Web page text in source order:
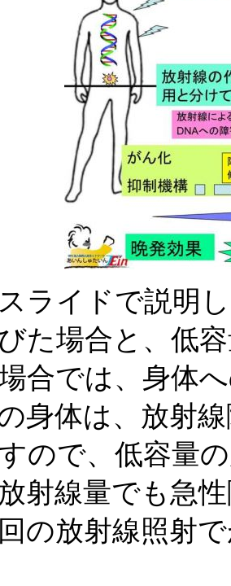
ライドで説明
た場合と、低
合では、身体
身体は、放射
ので、低容量
射線量でも急
の放射線照射